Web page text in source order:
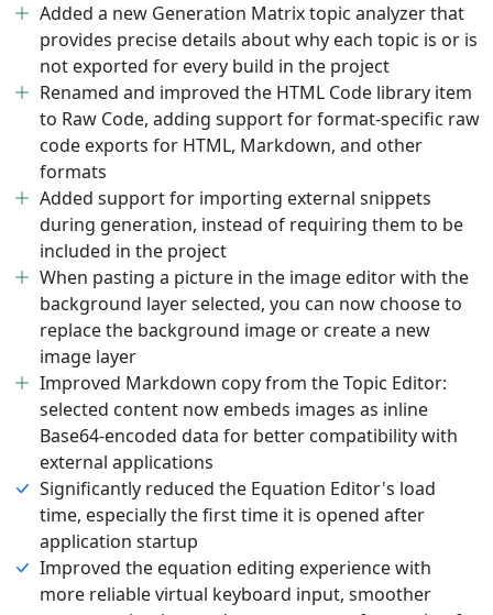
Added a new Generation Matrix topic analyzer that
provides precise details about why each topic is or is
not exported for every build in the project
Renamed and improved the HTML Code library item
to Raw Code, adding support for format-specific raw
code exports for HTML, Markdown, and other
formats
Added support for importing external snippets
during generation, instead of requiring them to be
included in the project
When pasting a picture in the image editor with the
background layer selected, you can now choose to
replace the background image or create a new
image layer
Improved Markdown copy from the Topic Editor:
selected content now embeds images as inline
Base64-encoded data for better compatibility with
external applications
Significantly reduced the Equation Editor's load
time, especially the first time it is opened after
application startup
Improved the equation editing experience with
more reliable virtual keyboard input, smoother